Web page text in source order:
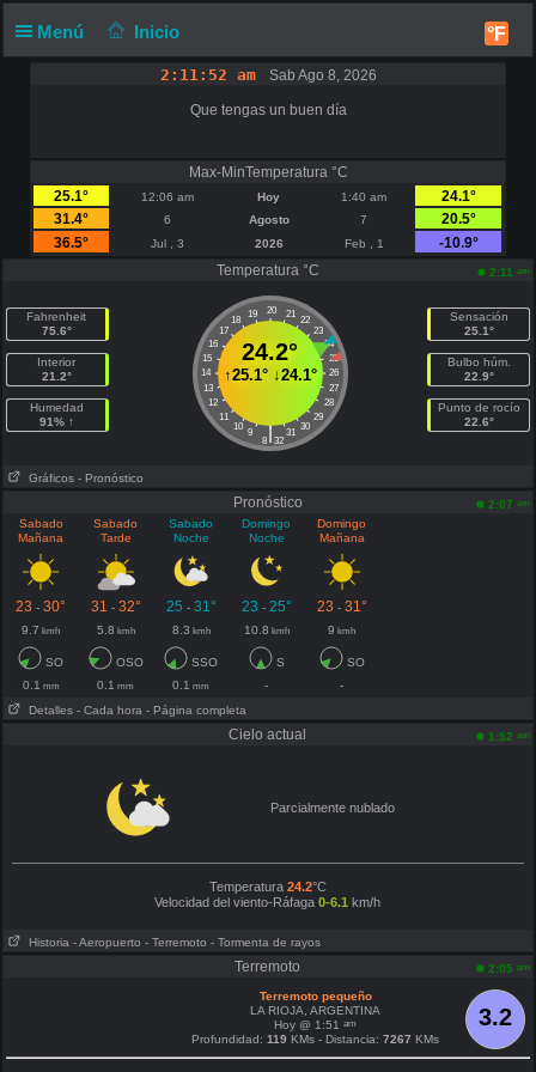
Menú Inicio °F
2:11:53 am Sab Ago 8, 2026
Que tengas un buen día
Max-MinTemperatura °C
25.1°
12:06 am Hoy 1:40 am
24.1°
31.4°
6 Agosto 7
20.5°
36.5°
Jul , 3 2026 Feb , 1
-10.9°
Temperatura °C
2:11 am
Fahrenheit
75.6°
Interior
21.2°
Humedad
91% ↑
20
19 21
18
22
17
23
16
24
15
25
14
26
13
27
12
28
11
29
10
30
9 31
|
8 32
24.2°
↑25.1°↓24.1°
Sensación
25.1°
Bulbo húm.
22.9°
Punto de rocío
22.6°
Gráficos - Pronóstico
Pronóstico 2:07 am
Sabado
Mañana
Sabado
Tarde
Sabado
Noche
Domingo
Noche
Domingo
Mañana
23 -30° 31 - 32° 25 - 31° 23 - 25° 23 - 31°
9.7 kmh 5.8 kmh 8.3 kmh 10.8 kmh 9 kmh
SO OSO SSO S
SO
0.1 mm 0.1 mm 0.1 mm -
-
Detalles - Cada hora - Página completa
Cielo actual 1:52 am
Parcialmente nublado
Temperatura 24.2°C
Velocidad del viento-Ráfaga 0-6.1 km/h
Historia - Aeropuerto - Terremoto - Tormenta de rayos
Terremoto 2:05 am
3.2
Terremoto pequeño
LA RIOJA, ARGENTINA
Hoy @ 1:51am
Profundidad:119 KMs - Distancia:7267 KMs